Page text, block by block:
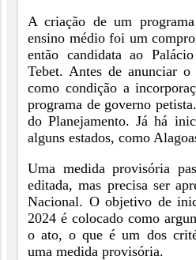
A criação de um
ensino médio foi um
então candidata ao
Tebet. Antes de anunciar
como condição a
programa de governo
do Planejamento. Já há
alguns estados, como
Uma medida provisória
editada, mas precisa ser
Nacional. O objetivo de
2024 é colocado como
o ato, o que é um dos
uma medida provisória.